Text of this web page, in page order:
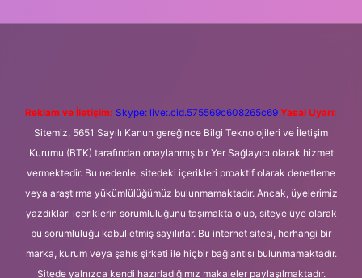
Reklam ve İletişim: Skype: live:.cid.575569c608265c69 Yasal Uyarı:
Sitemiz, 5651 Sayılı Kanun gereğince Bilgi Teknolojileri ve İletişim
Kurumu (BTK) tarafından onaylanmış bir Yer Sağlayıcı olarak hizmet
vermektedir. Bu nedenle, sitedeki içerikleri proaktif olarak denetleme
veya araştırma yükümlülüğümüz bulunmamaktadır. Ancak, üyelerimiz
yazdıkları içeriklerin sorumluluğunu taşımakta olup, siteye üye olarak
bu sorumluluğu kabul etmiş sayılırlar. Bu internet sitesi, herhangi bir
marka, kurum veya şahıs şirketi ile hiçbir bağlantısı bulunmamaktadır.
Sitede yalnızca kendi hazırladığımız makaleler paylaşılmaktadır.